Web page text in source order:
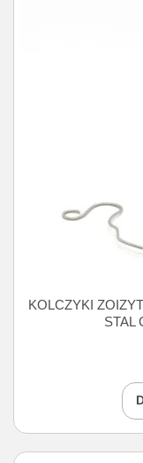
KOLCZYKI
STAL